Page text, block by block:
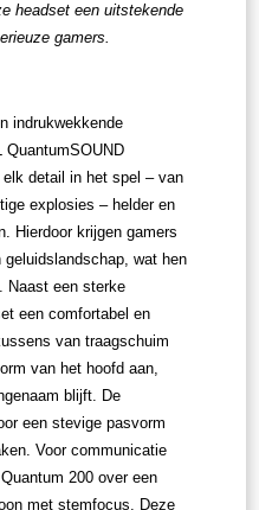
headset een uitstekende
gamers.
indrukwekkende
QuantumSOUND
detail in het spel – van
explosies – helder en
Hierdoor krijgen gamers
wat hen
Naast een sterke
een comfortabel en
van traagschuim
van het hoofd aan,
blijft. De
een stevige pasvorm
Voor communicatie
200 over een
met stemfocus. Deze